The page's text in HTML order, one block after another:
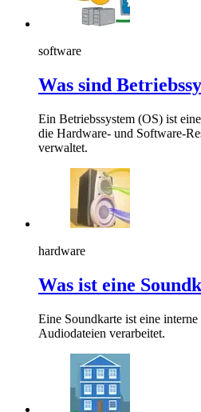
software
Was sind
Ein Betriebssystem (OS) ist
die Hardware- und Software-
verwaltet.
hardware
Was ist eine
Eine Soundkarte ist eine
Audiodateien verarbeitet.